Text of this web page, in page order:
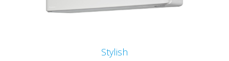
Stylish